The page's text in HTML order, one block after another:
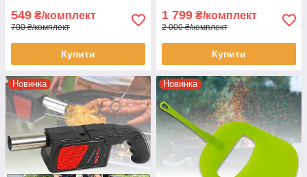
549 ₴/комплект
700 ₴/комплект
Купити
1 799 ₴/комплект
2 000 ₴/комплект
Купити
Новинка Новинка